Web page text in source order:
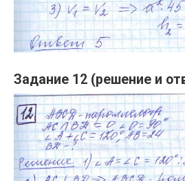
Задание 12 (решение и